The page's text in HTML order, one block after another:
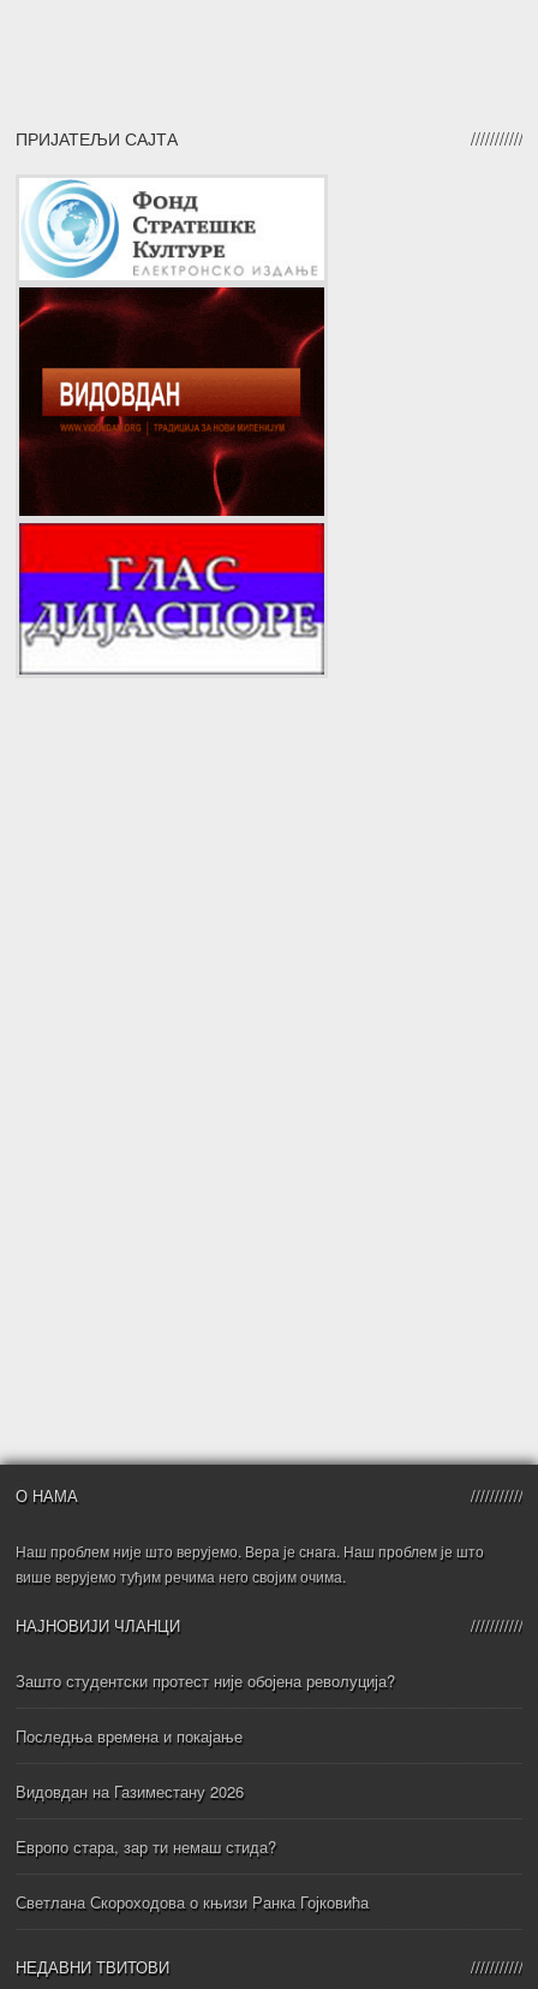
ПРИЈАТЕЉИ САЈТА
О НАМА
Наш проблем није што верујемо. Вера је снага. Наш проблем је што
више верујемо туђим речима него својим очима.
НАЈНОВИЈИ ЧЛАНЦИ
Зашто студентски протест није обојена револуција?
Последња времена и покајање
Видовдан на Газиместану 2026
Европо стара, зар ти немаш стида?
Светлана Скороходова о књизи Ранка Гојковића
НЕДАВНИ ТВИТОВИ